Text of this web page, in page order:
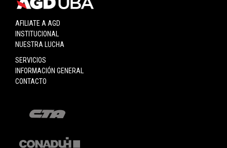
AFILIATE A AGD
INSTITUCIONAL
NUESTRA LUCHA
SERVICIOS
INFORMACIÓN GENERAL
CONTACTO